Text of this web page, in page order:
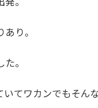
り。
。
いてワカンでもそん